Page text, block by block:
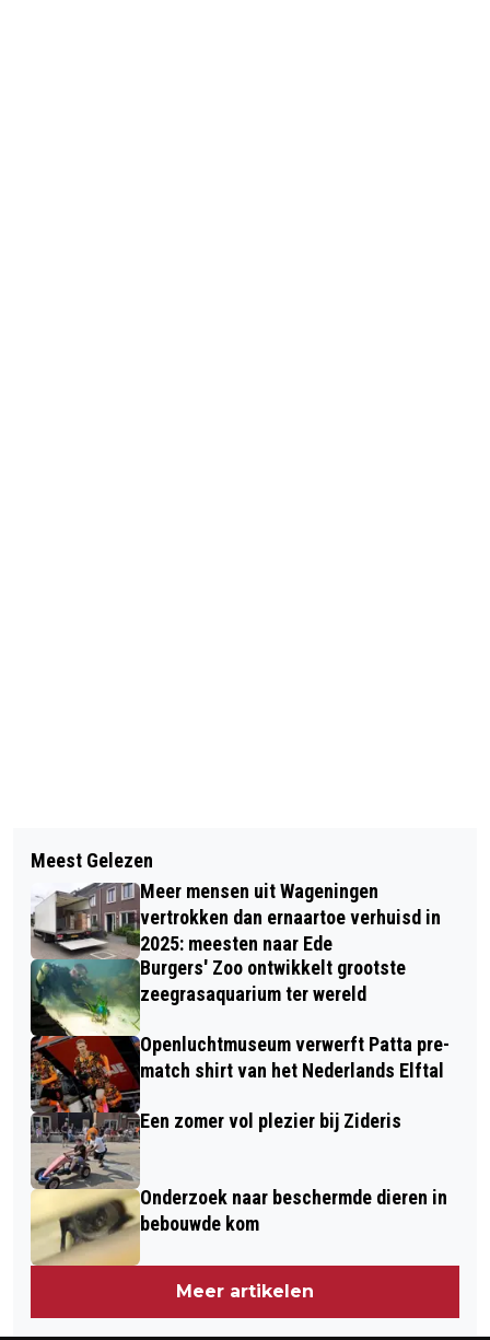
MUZIEKFESTIVAL ZOOM! BRENGT
KLASSIEKE MUZIEK IN DE
VELUWEZOOM
HUISDIER VAN DE WEEK IS THOMAS
Meest Gelezen
Meer mensen uit Wageningen
vertrokken dan ernaartoe verhuisd in
2025: meesten naar Ede
Burgers' Zoo ontwikkelt grootste
zeegrasaquarium ter wereld
Openluchtmuseum verwerft Patta pre-
match shirt van het Nederlands Elftal
Een zomer vol plezier bij Zideris
Onderzoek naar beschermde dieren in
bebouwde kom
Meer artikelen